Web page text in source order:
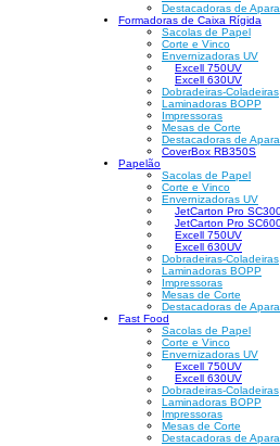
Destacadoras de
Formadoras de Caixa Rígida
Sacolas de Papel
Corte e Vinco
Envernizadoras UV
Excell 750UV
Excell 630UV
Dobradeiras-Coladeiras
Laminadoras BOPP
Impressoras
Mesas de Corte
Destacadoras de
CoverBox RB350S
Papelão
Sacolas de Papel
Corte e Vinco
Envernizadoras UV
JetCarton Pro
JetCarton Pro
Excell 750UV
Excell 630UV
Dobradeiras-Coladeiras
Laminadoras BOPP
Impressoras
Mesas de Corte
Destacadoras de
Fast Food
Sacolas de Papel
Corte e Vinco
Envernizadoras UV
Excell 750UV
Excell 630UV
Dobradeiras-Coladeiras
Laminadoras BOPP
Impressoras
Mesas de Corte
Destacadoras de